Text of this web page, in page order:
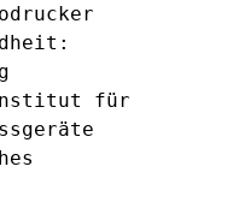
Institut für